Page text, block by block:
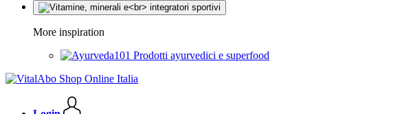
More inspiration
Prodotti ayurvedici e superfood